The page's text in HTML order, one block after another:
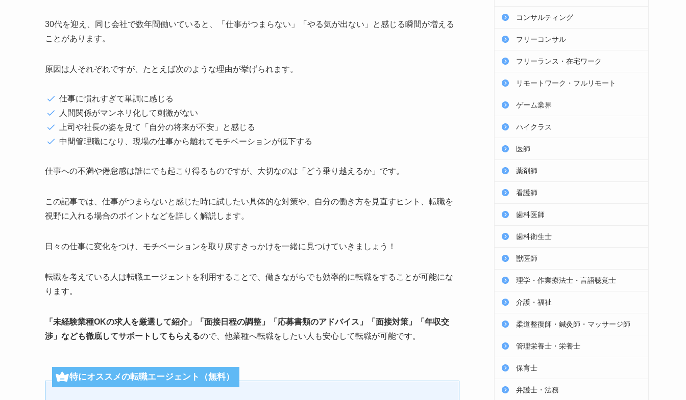
30代を迎え、同じ会社で数年間働いていると、「仕事がつまらない」「やる気が出ない」と感じる瞬間が増える
ことがあります。
原因は人それぞれですが、たとえば次のような理由が挙げられます。
仕事に慣れすぎて単調に感じる
人間関係がマンネリ化して刺激がない
上司や社長の姿を見て「自分の将来が不安」と感じる
中間管理職になり、現場の仕事から離れてモチベーションが低下する
仕事への不満や倦怠感は誰にでも起こり得るものですが、大切なのは「どう乗り越えるか」です。
この記事では、仕事がつまらないと感じた時に試したい具体的な対策や、自分の働き方を見直すヒント、転職を
視野に入れる場合のポイントなどを詳しく解説します。
日々の仕事に変化をつけ、モチベーションを取り戻すきっかけを一緒に見つけていきましょう！
転職を考えている人は転職エージェントを利用することで、働きながらでも効率的に転職をすることが可能にな
ります。
「未経験業種OKの求人を厳選して紹介」「面接日程の調整」「応募書類のアドバイス」「面接対策」「年収交
渉」なども徹底してサポートしてもらえるので、他業種へ転職をしたい人も安心して転職が可能です。
特にオススメの転職エージェント（無料）
コンサルティング
フリーコンサル
フリーランス・在宅ワーク
リモートワーク・フルリモート
ゲーム業界
ハイクラス
医師
薬剤師
看護師
歯科医師
歯科衛生士
獣医師
理学・作業療法士・言語聴覚士
介護・福祉
柔道整復師・鍼灸師・マッサージ師
管理栄養士・栄養士
保育士
弁護士・法務